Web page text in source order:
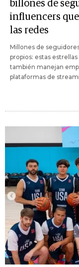
billones de
influencers
las redes
Millones de
propios: estas
también manejan
plataformas de